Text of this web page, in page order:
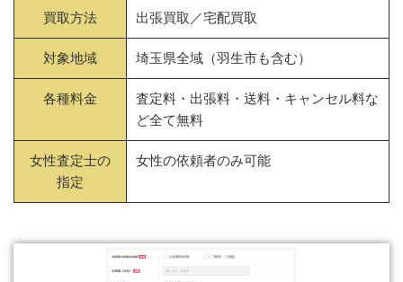
買取方法 出張買取／宅配買取
対象地域 埼玉県全域（羽生市も含む）
各種料金
査定料・出張料・送料・キャンセル料な
ど全て無料
女性査定士の
指定
女性の依頼者のみ可能